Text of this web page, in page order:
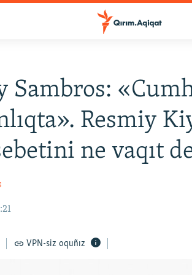
Sambros:
Resmiy
ne vaqıt
VPN-siz oquñız